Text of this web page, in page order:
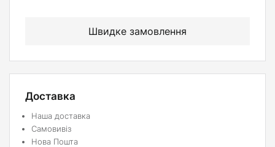
Швидке замовлення
Доставка
Наша доставка
Самовивіз
Нова Пошта